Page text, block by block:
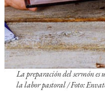
La preparación del sermón es
la labor pastoral/ Foto: